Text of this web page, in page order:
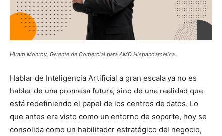
Hiram Monroy, Gerente de Comercial para AMD Hispanoamérica.
Hablar de Inteligencia Artificial a gran escala ya no es
hablar de una promesa futura, sino de una realidad que
está redefiniendo el papel de los centros de datos. Lo
que antes era visto como un entorno de soporte, hoy se
consolida como un habilitador estratégico del negocio,